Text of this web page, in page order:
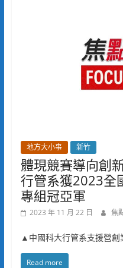
地方大小事 新竹
體現競賽導向創
行管系獲2023全
專組冠亞軍
2023 年 11 月 22 日 焦
▲中國科大行管系支援營創
Read more